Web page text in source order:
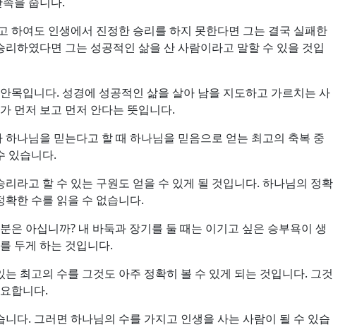
하여도 인생에서 진정한 승리를 하지 못한다면 그는 결국 실패한
하였다면 그는 성공적인 삶을 산 사람이라고 말할 수 있을 것입
목입니다. 성경에 성공적인 삶을 살아 남을 지도하고 가르치는 사
먼저 보고 먼저 안다는 뜻입니다.
나님을 믿는다고 할 때 하나님을 믿음으로 얻는 최고의 축복 중
있습니다.
라고 할 수 있는 구원도 얻을 수 있게 될 것입니다. 하나님의 정확
한 수를 읽을 수 없습니다.
아십니까? 내 바둑과 장기를 둘 때는 이기고 싶은 승부욕이 생
두게 하는 것입니다.
최고의 수를 그것도 아주 정확히 볼 수 있게 되는 것입니다. 그것
합니다.
다. 그러면 하나님의 수를 가지고 인생을 사는 사람이 될 수 있습